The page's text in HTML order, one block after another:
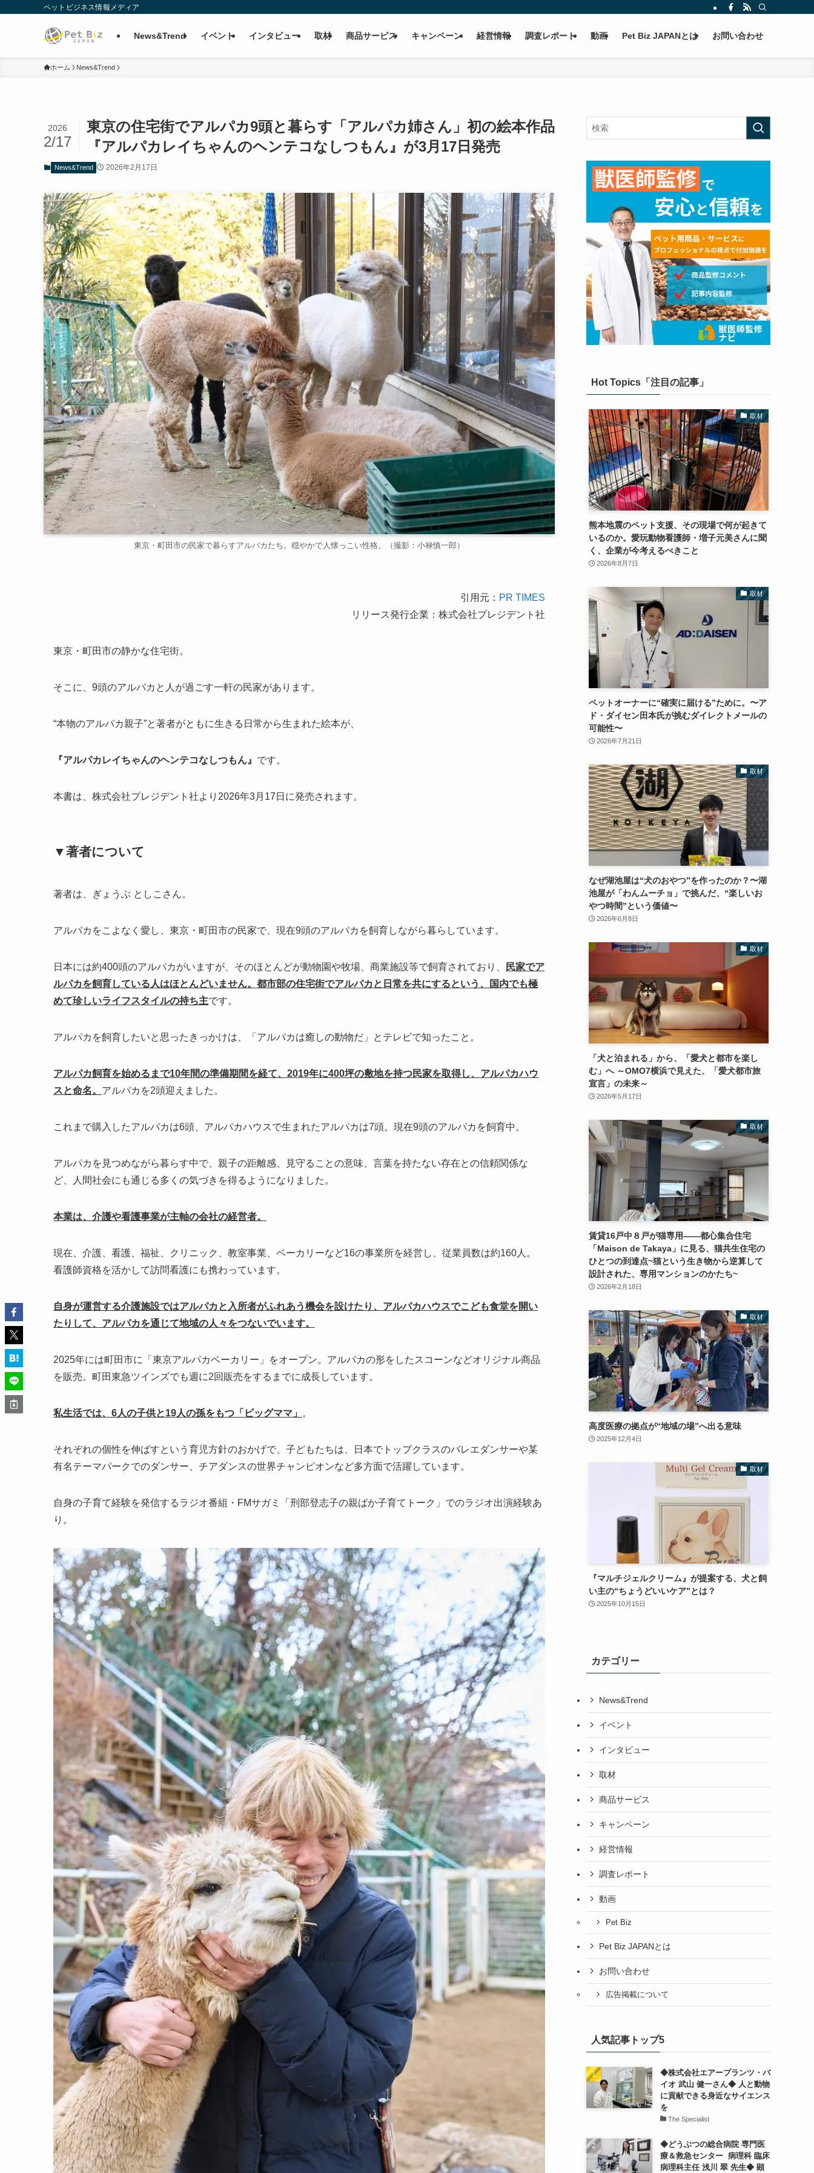
ペットビジネス情報メディア
News&Trend イベント インタビュー 取材 商品サービス キャンペーン 経営情報 調査レポート 動画 Pet Biz JAPANとは お問い合わせ
ホーム News&Trend
東京の住宅街でアルパカ9頭と暮らす「アルパカ姉さん」初の絵本作品
『アルパカレイちゃんのヘンテコなしつもん』が3月17日発売
2026
2/17
News&Trend 2026年2月17日
東京・町田市の民家で暮らすアルパカたち。穏やかで人懐っこい性格。（撮影：小禄慎一郎）
引用元： PR TIMES
リリース発行企業：株式会社プレジデント社
東京・町田市の静かな住宅街。
そこに、9頭のアルパカと人が過ごす一軒の民家があります。
“本物のアルパカ親子”と著者がともに生きる日常から生まれた絵本が、
『アルパカレイちゃんのヘンテコなしつもん』 です。
本書は、株式会社プレジデント社より2026年3月17日に発売されます。
▼著者について
著者は、ぎょうぶ としこさん。
アルパカをこよなく愛し、東京・町田市の民家で、現在9頭のアルパカを飼育しながら暮らしています。
日本には約400頭のアルパカがいますが、そのほとんどが動物園や牧場、商業施設等で飼育されており、
民家でア
ルパカを飼育している人はほとんどいません。都市部の住宅街でアルパカと日常を共にするという、国内でも極
めて珍しいライフスタイルの持ち主です。
アルパカを飼育したいと思ったきっかけは、「アルパカは癒しの動物だ」とテレビで知ったこと。
アルパカ飼育を始めるまで10年間の準備期間を経て、2019年に400坪の敷地を持つ民家を取得し、アルパカハウ
スと命名。 アルパカを2頭迎えました。
これまで購入したアルパカは6頭、アルパカハウスで生まれたアルパカは7頭。現在9頭のアルパカを飼育中。
アルパカを見つめながら暮らす中で、親子の距離感、見守ることの意味、言葉を持たない存在との信頼関係な
ど、人間社会にも通じる多くの気づきを得るようになりました。
本業は、介護や看護事業が主軸の会社の経営者。
現在、介護、看護、福祉、クリニック、教室事業、ベーカリーなど16の事業所を経営し、従業員数は約160人。
看護師資格を活かして訪問看護にも携わっています。
自身が運営する介護施設ではアルパカと入所者がふれあう機会を設けたり、アルパカハウスでこども食堂を開い
たりして、アルパカを通じて地域の人々をつないでいます。
2025年には町田市に「東京アルパカベーカリー」をオープン。アルパカの形をしたスコーンなどオリジナル商品
を販売。町田東急ツインズでも週に2回販売をするまでに成長しています。
私生活では、6人の子供と19人の孫をもつ「ビッグママ」 。
それぞれの個性を伸ばすという育児方針のおかげで、子どもたちは、日本でトップクラスのバレエダンサーや某
有名テーマパークでのダンサー、チアダンスの世界チャンピオンなど多方面で活躍しています。
自身の子育て経験を発信するラジオ番組・FMサガミ「刑部登志子の親ばか子育てトーク」でのラジオ出演経験あ
り。
Hot Topics「注目の記事」
取材
熊本地震のペット支援、その現場で何が起きて
いるのか。愛玩動物看護師・増子元美さんに聞
く、企業が今考えるべきこと
2026年8月7日
取材
ペットオーナーに“確実に届ける”ために。〜ア
ド・ダイセン田本氏が挑むダイレクトメールの
可能性〜
2026年7月21日
取材
なぜ湖池屋は“犬のおやつ”を作ったのか？〜湖
池屋が「わんムーチョ」で挑んだ、“楽しいお
やつ時間”という価値〜
2026年6月8日
取材
「犬と泊まれる」から、「愛犬と都市を楽し
む」へ ～OMO7横浜で見えた、「愛犬都市旅
宣言」の未来～
2026年5月17日
取材
賃貸16戸中８戸が猫専用――都心集合住宅
「Maison de Takaya」に見る、猫共生住宅の
ひとつの到達点~猫という生き物から逆算して
設計された、専用マンションのかたち~
2026年2月18日
取材
高度医療の拠点が“地域の場”へ出る意味
2025年12月4日
取材
『マルチジェルクリーム』が提案する、犬と飼
い主の“ちょうどいいケア”とは？
2025年10月15日
カテゴリー
News&Trend
イベント
インタビュー
取材
商品サービス
キャンペーン
経営情報
調査レポート
動画
Pet Biz
Pet Biz JAPANとは
お問い合わせ
広告掲載について
人気記事トップ5
◆株式会社エアープランツ・バ
イオ 武山 健一さん◆ 人と動物
に貢献できる身近なサイエンス
を
The Specialist
◆どうぶつの総合病院 専門医
療＆救急センター 病理科 臨床
病理科主任 浅川 翠 先生◆ 顕